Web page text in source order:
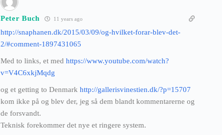
Peter Buch 11 years ago
http://snaphanen.dk/2015/03/09/og-hvilket-forar-blev-det-
2/#comment-1897431065
Med to links, et med https://www.youtube.com/watch?
v=V4C6xkjMqdg
og et getting to Denmark http://gallerisvinestien.dk/?p=15707
kom ikke på og blev der, jeg så dem blandt kommentarerne og
de forsvandt.
Teknisk forekommer det nye et ringere system.